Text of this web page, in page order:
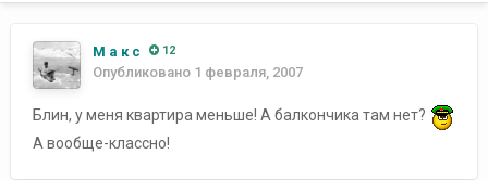
М а к с 12
Опубликовано 1 февраля, 2007
Блин, у меня квартира меньше! А балкончика там нет?
А вообще-классно!